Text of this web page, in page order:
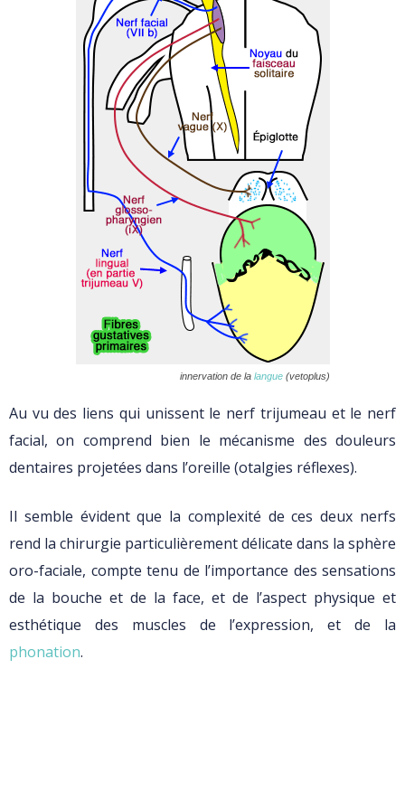
innervation de la langue(vetoplus)
Au vu des liens qui unissent le nerf trijumeau et le nerf
facial, on comprend bien le mécanisme des douleurs
dentaires projetées dans l’oreille (otalgies réflexes).
Il semble évident que la complexité de ces deux nerfs
rend la chirurgie particulièrement délicate dans la sphère
oro-faciale, compte tenu de l’importance des sensations
de la bouche et de la face, et de l’aspect physique et
esthétique des muscles de l’expression, et de la
phonation.